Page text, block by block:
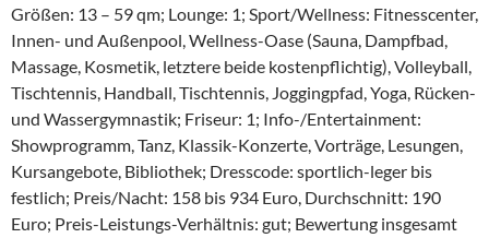
Größen: 13 – 59 qm; Lounge: 1; Sport/Wellness: Fitnesscenter,
Innen- und Außenpool, Wellness-Oase (Sauna, Dampfbad,
Massage, Kosmetik, letztere beide kostenpflichtig), Volleyball,
Tischtennis, Handball, Tischtennis, Joggingpfad, Yoga, Rücken-
und Wassergymnastik; Friseur: 1; Info-/Entertainment:
Showprogramm, Tanz, Klassik-Konzerte, Vorträge, Lesungen,
Kursangebote, Bibliothek; Dresscode: sportlich-leger bis
festlich; Preis/Nacht: 158 bis 934 Euro, Durchschnitt: 190
Euro; Preis-Leistungs-Verhältnis: gut; Bewertung insgesamt